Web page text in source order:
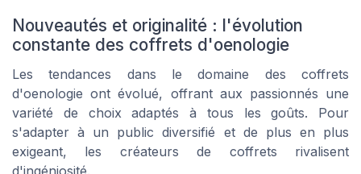
Nouveautés et originalité : l'évolution
constante des coffrets d'oenologie
Les tendances dans le domaine des coffrets
d'oenologie ont évolué, offrant aux passionnés une
variété de choix adaptés à tous les goûts. Pour
s'adapter à un public diversifié et de plus en plus
exigeant, les créateurs de coffrets rivalisent
d'ingéniosité.